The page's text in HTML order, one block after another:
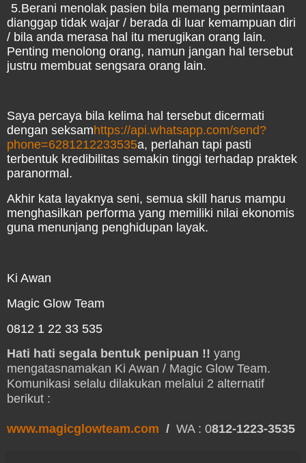
5.Berani menolak pasien bila memang permintaan
dianggap tidak wajar / berada di luar kemampuan diri
/ bila anda merasa hal itu merugikan orang lain.
Penting menolong orang, namun jangan hal tersebut
justru membuat sengsara orang lain.
Saya percaya bila kelima hal tersebut dicermati
dengan seksamhttps://api.whatsapp.com/send?
phone=6281212233535a, perlahan tapi pasti
terbentuk kredibilitas semakin tinggi terhadap praktek
paranormal.
Akhir kata layaknya seni, semua skill harus mampu
menghasilkan performa yang memiliki nilai ekonomis
guna menunjang penghidupan layak.
Ki Awan
Magic Glow Team
0812 1 22 33 535
Hati hati segala bentuk penipuan !! yang
mengatasnamakan Ki Awan / Magic Glow Team.
Komunikasi selalu dilakukan melalui 2 alternatif
berikut :
www.magicglowteam.com / WA : 0812-1223-3535